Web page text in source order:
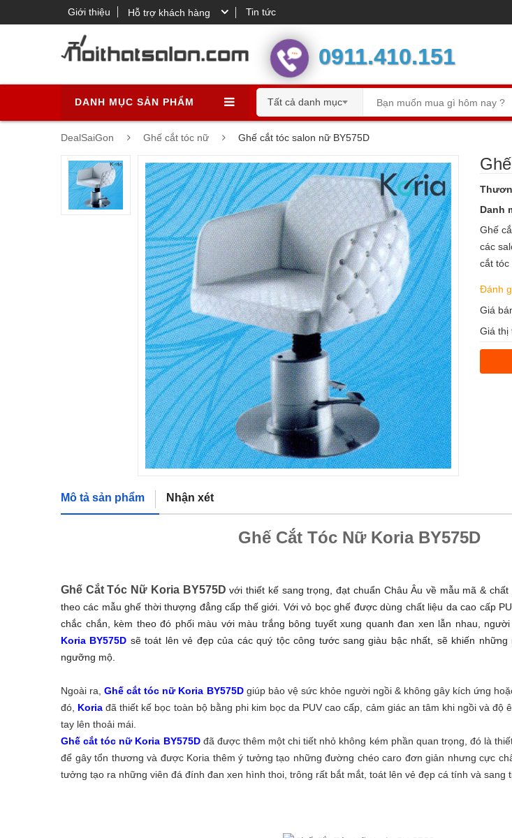
Giới thiệu Hỗ trợ khách hàng Tin tức
0911.410.151
DANH MỤC SẢN PHẨM Tất cả danh mục
DealSaiGon Ghế cắt tóc nữ Ghế cắt tóc salon nữ BY575D
Danh
Ghế
các
cắt tóc
Đánh
Giá
Giá thị
Mô tả sản phẩm Nhận xét
Ghế Cắt Tóc Nữ Koria BY575D
Ghế Cắt Tóc Nữ Koria BY575D với thiết kế sang trọng, đạt chuẩn Châu Âu về mẫu mã & chất
theo các mẫu ghế thời thượng đẳng cấp thế giới. Với vỏ bọc ghế được dùng chất liệu da cao cấp
chắc chắn, kèm theo đó phối màu với màu trắng bông tuyết xung quanh đan xen lẫn nhau,
Koria BY575D sẽ toát lên vẻ đẹp của các quý tộc công tước sang giàu bậc nhất, sẽ khiến
ngưỡng mộ.
Ngoài ra,Ghế cắt tóc nữ Koria BY575Dgiúp bảo vệ sức khỏe người ngồi & không gây kích ứng
đó, Koria đã thiết kế bọc toàn bộ bằng phi kim bọc da PUV cao cấp, cảm giác an tâm khi ngồi và độ
tay lên thoải mái.
Ghế cắt tóc nữ Koria BY575Dđã được thêm một chi tiết nhỏ không kém phần quan trọng, đó là
để gây tổn thương và được Koria thêm ý tưởng tạo những đường chéo caro đơn giản nhưng cực
tưởng tạo ra những viên đá đính đan xen hình thoi, trông rất bắt mắt, toát lên vẻ đẹp cá tính và sang